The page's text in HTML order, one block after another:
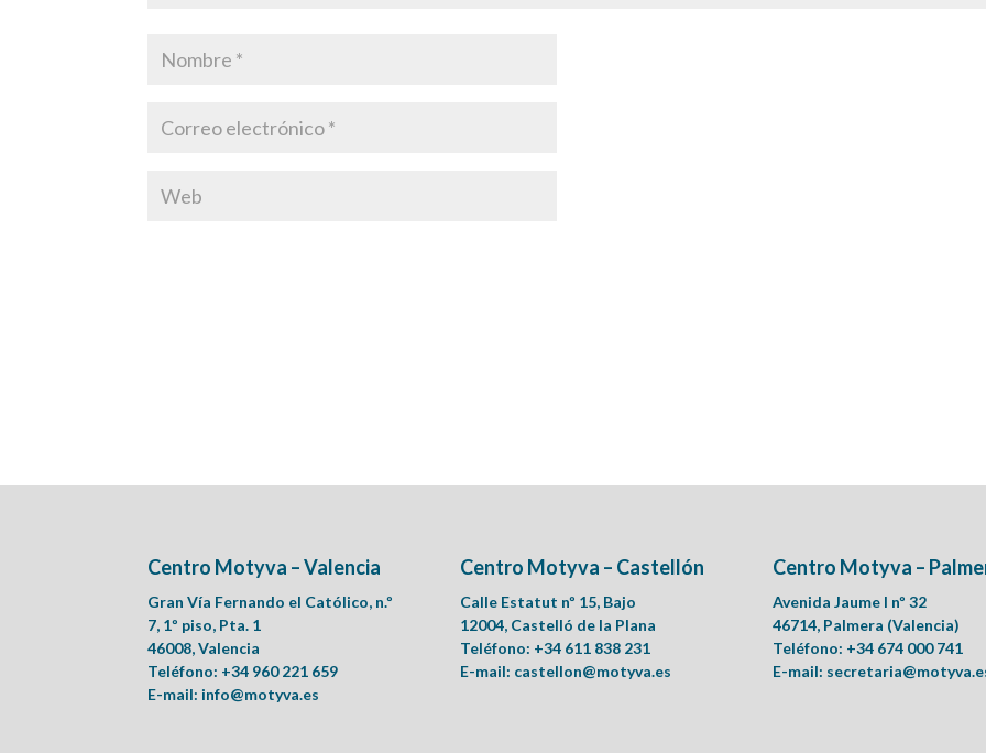
Centro Motyva – Valencia
Gran Vía Fernando el Católico, n.º
7, 1º piso, Pta. 1
46008, Valencia
Teléfono: +34 960 221 659
E-mail: info@motyva.es
Centro Motyva – Castellón
Calle Estatut nº 15, Bajo
12004, Castelló de la Plana
Teléfono: +34 611 838 231
E-mail: castellon@motyva.es
Centro Motyva –
Avenida Jaume I nº 32
46714, Palmera (Valencia)
Teléfono: +34 674 000 741
E-mail: